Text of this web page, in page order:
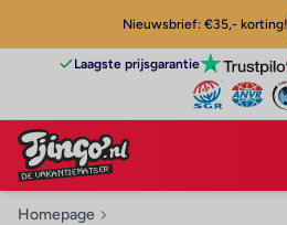
Nieuwsbrief: €35,- korting!
Laagste prijsgarantie
Homepage